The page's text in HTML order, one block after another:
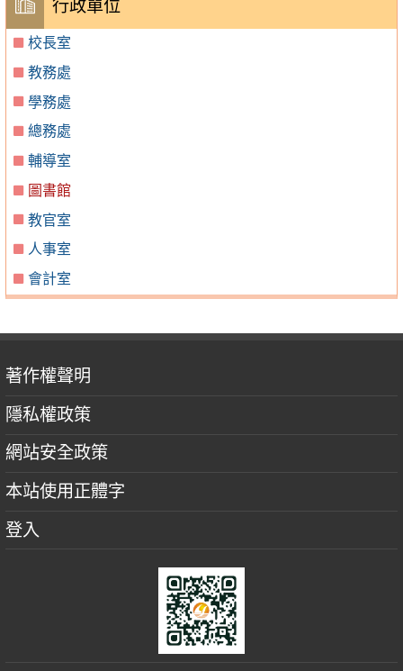
行政單位
校長室
教務處
學務處
總務處
輔導室
圖書館
教官室
人事室
會計室
著作權聲明
隱私權政策
網站安全政策
本站使用正體字
登入